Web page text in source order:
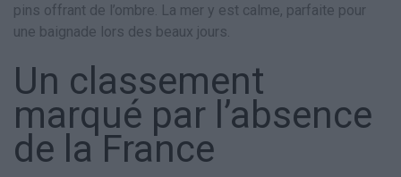
pins offrant de l’ombre. La mer y est calme, parfaite pour
une baignade lors des beaux jours.
Un classement
marqué par l’absence
de la France